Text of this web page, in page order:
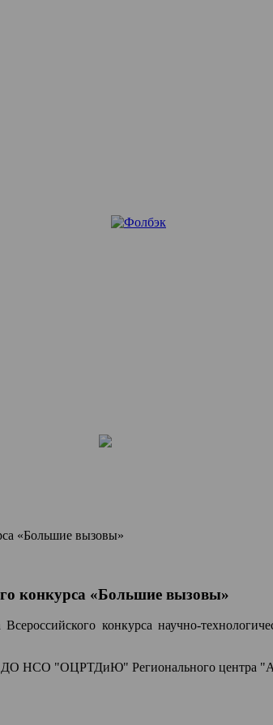
«Большие вызовы»
конкурса «Большие вызовы»
конкурса научно-
ДО НСО "ОЦРТДиЮ" Регионального центра